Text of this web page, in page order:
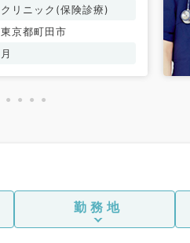
クリニック(保険診療)
東京都町田市
月
勤務地